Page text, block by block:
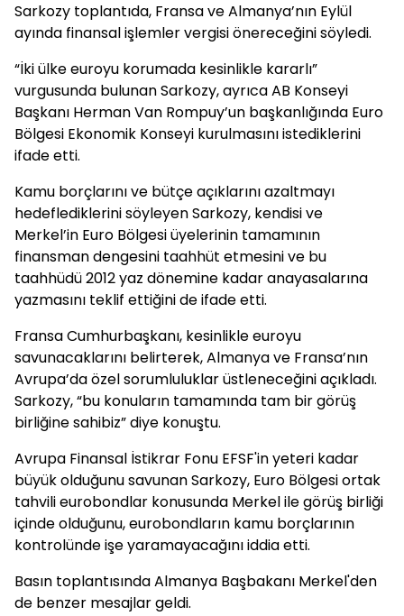
Sarkozy toplantıda, Fransa ve Almanya’nın Eylül
ayında finansal işlemler vergisi önereceğini söyledi.
“İki ülke euroyu korumada kesinlikle kararlı”
vurgusunda bulunan Sarkozy, ayrıca AB Konseyi
Başkanı Herman Van Rompuy’un başkanlığında Euro
Bölgesi Ekonomik Konseyi kurulmasını istediklerini
ifade etti.
Kamu borçlarını ve bütçe açıklarını azaltmayı
hedeflediklerini söyleyen Sarkozy, kendisi ve
Merkel’in Euro Bölgesi üyelerinin tamamının
finansman dengesini taahhüt etmesini ve bu
taahhüdü 2012 yaz dönemine kadar anayasalarına
yazmasını teklif ettiğini de ifade etti.
Fransa Cumhurbaşkanı, kesinlikle euroyu
savunacaklarını belirterek, Almanya ve Fransa’nın
Avrupa’da özel sorumluluklar üstleneceğini açıkladı.
Sarkozy, “bu konuların tamamında tam bir görüş
birliğine sahibiz” diye konuştu.
Avrupa Finansal İstikrar Fonu EFSF'in yeteri kadar
büyük olduğunu savunan Sarkozy, Euro Bölgesi ortak
tahvili eurobondlar konusunda Merkel ile görüş birliği
içinde olduğunu, eurobondların kamu borçlarının
kontrolünde işe yaramayacağını iddia etti.
Basın toplantısında Almanya Başbakanı Merkel'den
de benzer mesajlar geldi.